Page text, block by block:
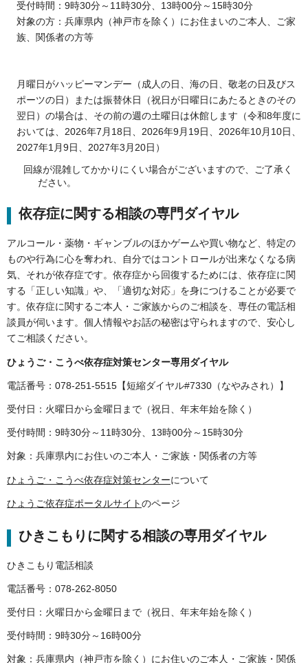
受付時間：9時30分～11時30分、13時00分～15時30分
対象の方：兵庫県内（神戸市を除く）にお住まいのご本人、ご家
族、関係者の方等
月曜日がハッピーマンデー（成人の日、海の日、敬老の日及びス
ポーツの日）または振替休日（祝日が日曜日にあたるときのその
翌日）の場合は、その前の週の土曜日は休館します（令和8年度に
おいては、2026年7月18日、2026年9月19日、2026年10月10日、
2027年1月9日、2027年3月20日）
回線が混雑してかかりにくい場合がございますので、ご了承く
ださい。
依存症に関する相談の専門ダイヤル
アルコール・薬物・ギャンブルのほかゲームや買い物など、特定の
ものや行為に心を奪われ、自分ではコントロールが出来なくなる病
気、それが依存症です。依存症から回復するためには、依存症に関
する「正しい知識」や、「適切な対応」を身につけることが必要で
す。依存症に関するご本人・ご家族からのご相談を、専任の電話相
談員が伺います。個人情報やお話の秘密は守られますので、安心し
てご相談ください。
ひょうご・こうべ依存症対策センター専用ダイヤル
電話番号：078-251-5515【短縮ダイヤル#7330（なやみされ）】
受付日：火曜日から金曜日まで（祝日、年末年始を除く）
受付時間：9時30分～11時30分、13時00分～15時30分
対象：兵庫県内にお住いのご本人・ご家族・関係者の方等
ひょうご・こうべ依存症対策センターについて
ひょうご依存症ポータルサイトのページ
ひきこもりに関する相談の専用ダイヤル
ひきこもり電話相談
電話番号：078-262-8050
受付日：火曜日から金曜日まで（祝日、年末年始を除く）
受付時間：9時30分～16時00分
対象：兵庫県内（神戸市を除く）にお住いのご本人・ご家族・関係